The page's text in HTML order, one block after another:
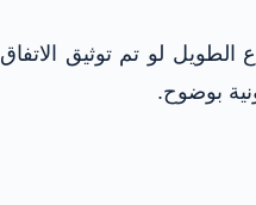
لو تم توثيق الاتفاق
بوضوح.